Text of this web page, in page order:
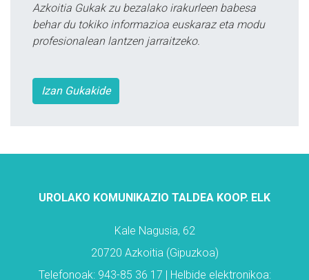
Azkoitia Gukak zu bezalako irakurleen babesa
behar du tokiko informazioa euskaraz eta modu
profesionalean lantzen jarraitzeko.
Izan Gukakide
UROLAKO KOMUNIKAZIO TALDEA KOOP. ELK
Kale Nagusia, 62
20720 Azkoitia (Gipuzkoa)
Telefonoak: 943-85 36 17 | Helbide elektronikoa: